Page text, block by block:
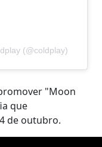
(@coldplay)
"Moon
que
de outubro.